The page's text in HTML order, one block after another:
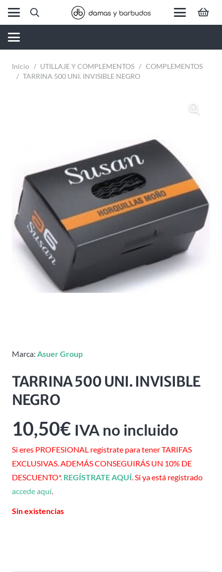
Inicio / UTILLAJE Y COMPLEMENTOS / COMPLEMENTOS
/ TARRINA 500 UNI. INVISIBLE NEGRO
Marca: Asuer Group
TARRINA 500 UNI. INVISIBLE
NEGRO
10,50€ IVA no incluido
Si eres PROFESIONAL regístrate para tener TARIFAS
EXCLUSIVAS. ADEMÁS CONSEGUIRÁS UN 10% DE
DESCUENTO*. REGÍSTRATE AQUÍ. Si ya está registrado
accede aquí.
Sin existencias